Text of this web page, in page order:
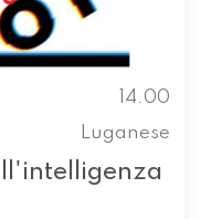
14.00
Luganese